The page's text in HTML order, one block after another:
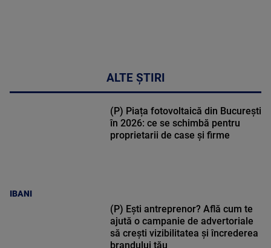
ALTE ȘTIRI
IBANI
(P) Piața fotovoltaică din București
în 2026: ce se schimbă pentru
proprietarii de case și firme
(P) Ești antreprenor? Află cum te
ajută o campanie de advertoriale
să crești vizibilitatea și încrederea
brandului tău